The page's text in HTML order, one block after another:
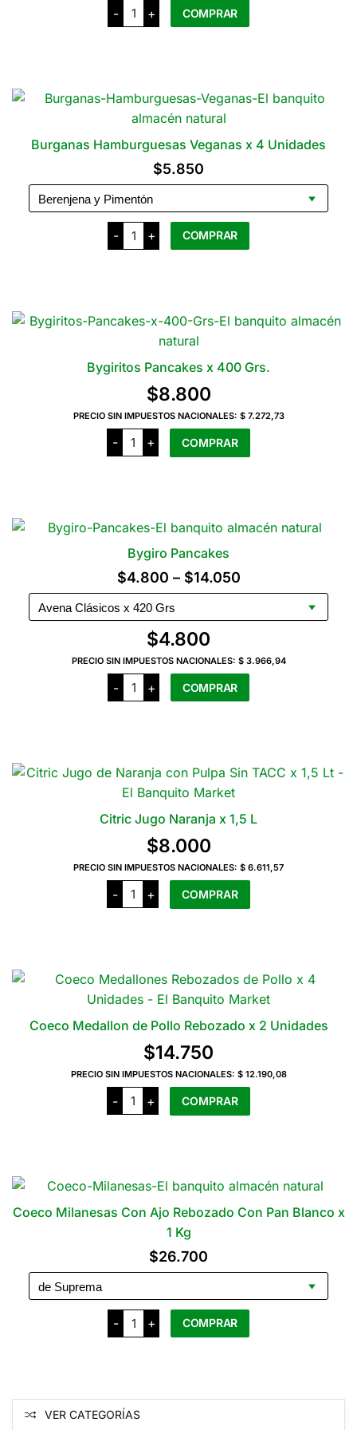
hasta
- Kombucha
cantidad
+ COMPRAR
varias
variantes.
Las
opciones
se
elegir
en
la
Burganas Hamburguesas Veganas x 4 Unidades
$5.850
-
Burganas
Hamburguesas
Veganas
+ COMPRAR
varias
variantes.
Las
se
pueden
elegir
en
producto
Bygiritos Pancakes x 400 Grs.
$8.800
PRECIO SIN IMPUESTOS NACIONALES: $ 7.272,73
-
Bygiritos
Pancakes
x
+ COMPRAR
Bygiro Pancakes
$4.800 – $14.050Rango
precios:
$4.800
$4.800
PRECIO SIN IMPUESTOS NACIONALES: $ 3.966,94
-
Bygiro
Pancakes
cantidad
+ COMPRAR
varias
variantes.
opciones
se
pueden
elegir
en
producto
Citric Jugo Naranja x 1,5 L
$8.000
PRECIO SIN IMPUESTOS NACIONALES: $ 6.611,57
-
Citric
Jugo
Naranja
+ COMPRAR
Coeco Medallon de Pollo Rebozado x 2 Unidades
$14.750
PRECIO SIN IMPUESTOS NACIONALES: $ 12.190,08
-
Coeco
Medallon
de
cantidad
+ COMPRAR
Coeco Milanesas Con Ajo Rebozado Con Pan Blanco x
1 Kg
$26.700
-
Coeco
Milanesas
Con
Blanco
x
1
+ COMPRAR
VER CATEGORÍAS